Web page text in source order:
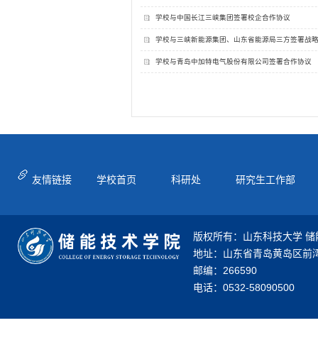
学校与中国长江三峡集团签署校企合作协议
学校与三峡新能源集团、山东省能源局三方签署战
学校与青岛中加特电气股份有限公司签署合作协议
友情链接 学校首页 科研处 研究生工作部
版权所有：山东科技大学
地址：山东省青岛黄岛区前
邮编：266590
电话：0532-58090500